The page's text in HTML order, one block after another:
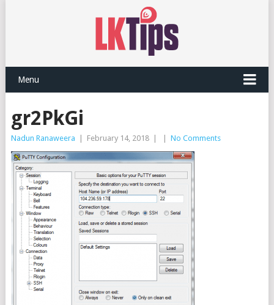
Menu
gr2PkGi
Nadun Ranaweera February 14, 2018 No Comments